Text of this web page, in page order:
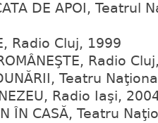
DE APOI, Teatrul
Radio Cluj, 1999
Radio
Teatru
Radio Iaşi,
ÎN CASĂ, Teatru